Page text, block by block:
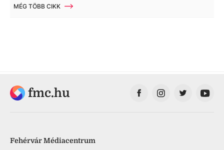
MÉG TÖBB CIKK
fmc.hu
Fehérvár Médiacentrum